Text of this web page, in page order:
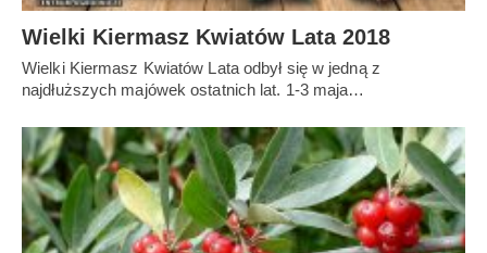
Wielki Kiermasz Kwiatów Lata 2018
Wielki Kiermasz Kwiatów Lata odbył się w jedną z
najdłuższych majówek ostatnich lat. 1-3 maja…